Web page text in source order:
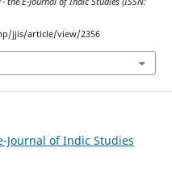
jjis/article/view/2356
Journal of Indic Studies